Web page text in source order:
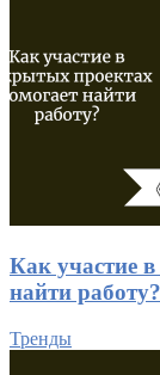
Как участие
найти работу?
Тренды